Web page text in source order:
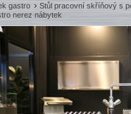
gastro
Stůl pracovní skříňový s
nerez nábytek